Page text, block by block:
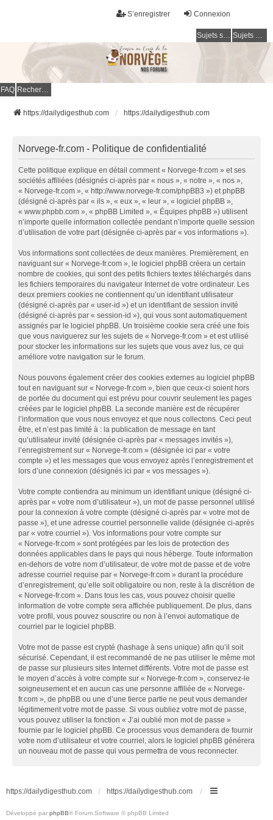
Connexion
S’enregistrer
Sujets sans réponse Sujets actifs
FAQ Rechercher
https://dailydigesthub.com https://dailydigesthub.com
Norvege-fr.com - Politique de confidentialité
Cette politique explique en détail comment « Norvege-fr.com » et ses
sociétés affiliées (désignés ci-après par « nous », « notre », « nos »,
« Norvege-fr.com », « http://www.norvege-fr.com/phpBB3 ») et phpBB
(désigné ci-après par « ils », « eux », « leur », « logiciel phpBB »,
« www.phpbb.com », « phpBB Limited », « Équipes phpBB ») utilisent
n’importe quelle information collectée pendant n’importe quelle session
d’utilisation de votre part (désignée ci-après par « vos informations »).
Vos informations sont collectées de deux manières. Premièrement, en
naviguant sur « Norvege-fr.com », le logiciel phpBB créera un certain
nombre de cookies, qui sont des petits fichiers textes téléchargés dans
les fichiers temporaires du navigateur Internet de votre ordinateur. Les
deux premiers cookies ne contiennent qu’un identifiant utilisateur
(désigné ci-après par « user-id ») et un identifiant de session invité
(désigné ci-après par « session-id »), qui vous sont automatiquement
assignés par le logiciel phpBB. Un troisième cookie sera créé une fois
que vous naviguerez sur les sujets de « Norvege-fr.com » et est utilisé
pour stocker les informations sur les sujets que vous avez lus, ce qui
améliore votre navigation sur le forum.
Nous pouvons également créer des cookies externes au logiciel phpBB
tout en naviguant sur « Norvege-fr.com », bien que ceux-ci soient hors
de portée du document qui est prévu pour couvrir seulement les pages
créées par le logiciel phpBB. La seconde manière est de récupérer
l’information que vous nous envoyez et que nous collectons. Ceci peut
être, et n’est pas limité à : la publication de message en tant
qu’utilisateur invité (désignée ci-après par « messages invités »),
l’enregistrement sur « Norvege-fr.com » (désignée ici par « votre
compte ») et les messages que vous envoyez après l’enregistrement et
lors d’une connexion (désignés ici par « vos messages »).
Votre compte contiendra au minimum un identifiant unique (désigné ci-
après par « votre nom d’utilisateur »), un mot de passe personnel utilisé
pour la connexion à votre compte (désigné ci-après par « votre mot de
passe »), et une adresse courriel personnelle valide (désignée ci-après
par « votre courriel »). Vos informations pour votre compte sur
« Norvege-fr.com » sont protégées par les lois de protection des
données applicables dans le pays qui nous héberge. Toute information
en-dehors de votre nom d’utilisateur, de votre mot de passe et de votre
adresse courriel requise par « Norvege-fr.com » durant la procédure
d’enregistrement, qu’elle soit obligatoire ou non, reste à la discrétion de
« Norvege-fr.com ». Dans tous les cas, vous pouvez choisir quelle
information de votre compte sera affichée publiquement. De plus, dans
votre profil, vous pouvez souscrire ou non à l’envoi automatique de
courriel par le logiciel phpBB.
Votre mot de passe est crypté (hashage à sens unique) afin qu’il soit
sécurisé. Cependant, il est recommandé de ne pas utiliser le même mot
de passe sur plusieurs sites Internet différents. Votre mot de passe est
le moyen d’accès à votre compte sur « Norvege-fr.com », conservez-le
soigneusement et en aucun cas une personne affiliée de « Norvege-
fr.com », de phpBB ou une d’une tierce partie ne peut vous demander
légitimement votre mot de passe. Si vous oubliez votre mot de passe,
vous pouvez utiliser la fonction « J’ai oublié mon mot de passe »
fournie par le logiciel phpBB. Ce processus vous demandera de fournir
votre nom d’utilisateur et votre courriel, alors le logiciel phpBB générera
un nouveau mot de passe qui vous permettra de vous reconnecter.
https://dailydigesthub.com https://dailydigesthub.com
Développé par phpBB® Forum Software © phpBB Limited